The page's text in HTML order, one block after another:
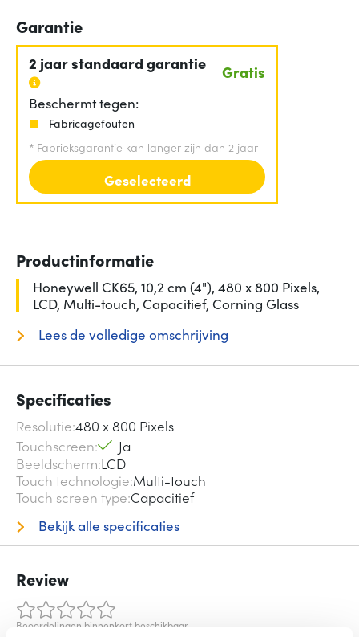
Garantie
2 jaar standaard garantie Gratis
Beschermt tegen:
Fabricagefouten
* Fabrieksgarantie kan langer zijn dan 2 jaar
Geselecteerd
Productinformatie
Honeywell CK65, 10,2 cm (4"), 480 x 800 Pixels,
LCD, Multi-touch, Capacitief, Corning Glass
Lees de volledige omschrijving
Specificaties
Resolutie 480 x 800 Pixels
Touchscreen
Ja
Beeldscherm LCD
Touch technologie Multi-touch
Touch screen type Capacitief
Bekijk alle specificaties
Review
Beoordelingen binnenkort beschikbaar